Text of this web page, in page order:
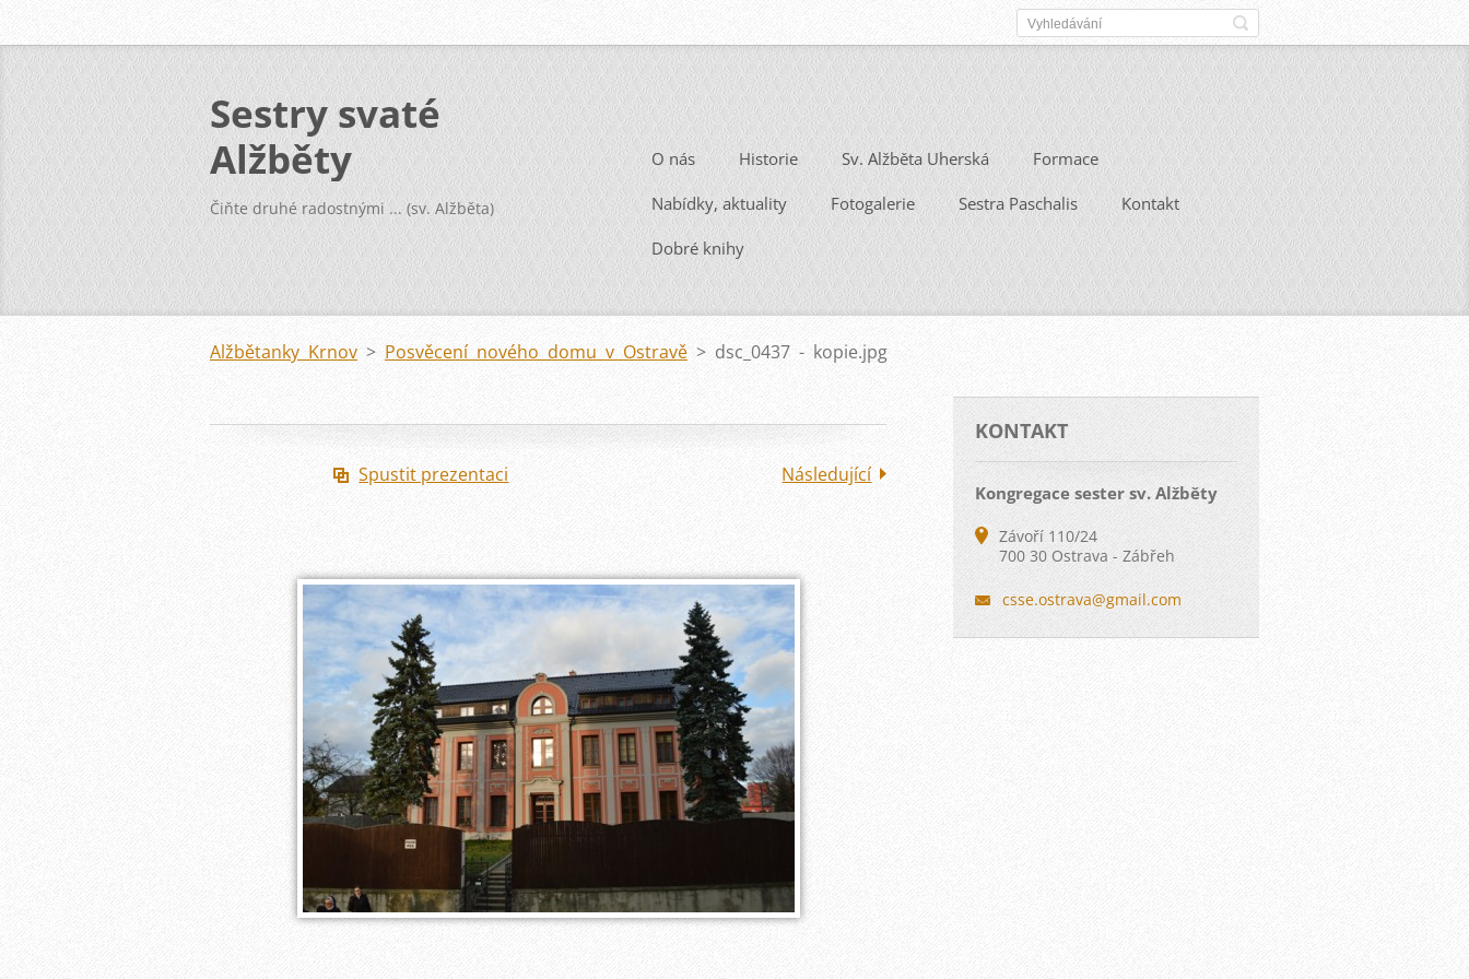
Sestry svaté
Alžběty
Čiňte druhé radostnými ... (sv. Alžběta)
O nás Historie Sv. Alžběta Uherská Formace
Nabídky, aktuality Fotogalerie Sestra Paschalis Kontakt
Dobré knihy
Alžbětanky Krnov > Posvěcení nového domu v Ostravě > dsc_0437 - kopie.jpg
Spustit prezentaci Následující
KONTAKT
Kongregace sester sv. Alžběty
Závoří 110/24
700 30 Ostrava - Zábřeh
csse.ostrava@gmail.com